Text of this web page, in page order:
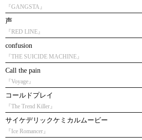
『GANGSTA』
声
『RED LINE』
confusion
『THE SUICIDE MACHINE』
Call the pain
『Voyage』
コールドプレイ
『The Trend Killer』
サイケデリックケミカルムービー
『Ice Romancer』